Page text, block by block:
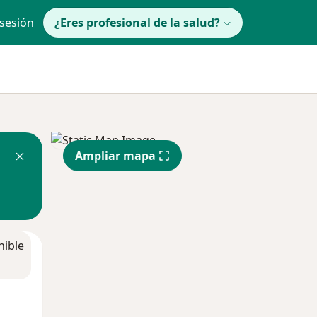
¿Eres profesional de la salud?
Ampliar mapa